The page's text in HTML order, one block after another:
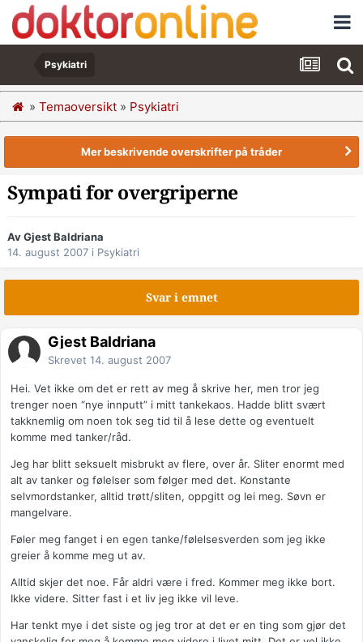
Psykiatri
» Temaoversikt » Psykiatri
Mer beskrivende overskrifter på tråder
Sympati for overgriperne
Av Gjest Baldriana
14. august 2007 i Psykiatri
Svar i emnet
Gjest Baldriana
Skrevet 14. august 2007
Hei. Vet ikke om det er rett av meg å skrive her, men tror jeg
trenger noen “nye innputt” i mitt tankekaos. Hadde blitt svært
takknemlig om noen tok seg tid til å lese dette og eventuelt
komme med tanker/råd.
Jeg har blitt seksuelt misbrukt av flere, over år. Sliter enormt med
alt av tanker og følelser som følger med det. Konstante
selvmordstanker, alltid trøtt/sliten, oppgitt og lei meg. Søvn er
mangelvare.
Føler meg fanget i en egen tanke/følelsesverden som jeg ikke
greier å komme meg ut av.
Alltid skjer det noe. Får aldri være i fred. Kommer meg ikke bort.
Ikke videre. Sitter fast i et liv jeg ikke vil leve.
Har tenkt mye i det siste og jeg tror at det er en ting som gjør det